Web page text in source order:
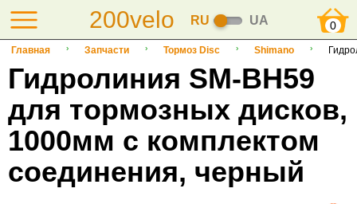
200velo RU UA 0
Главная Запчасти Тормоз Disc Shimano
Гидролиния SM-BH59
для тормозных дисков,
1000мм с комплектом
соединения, черный